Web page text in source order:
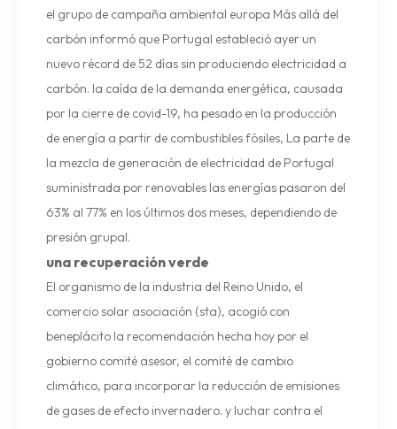
el grupo de campaña ambiental europa Más allá del
carbón informó que Portugal estableció ayer un
nuevo récord de 52 días sin produciendo electricidad a
carbón. la caída de la demanda energética, causada
por la cierre de covid-19, ha pesado en la producción
de energía a partir de combustibles fósiles, La parte de
la mezcla de generación de electricidad de Portugal
suministrada por renovables las energías pasaron del
63% al 77% en los últimos dos meses, dependiendo de
presión grupal.
una recuperación verde
El organismo de la industria del Reino Unido, el
comercio solar asociación (sta), acogió con
beneplácito la recomendación hecha hoy por el
gobierno comité asesor, el comité de cambio
climático, para incorporar la reducción de emisiones
de gases de efecto invernadero. y luchar contra el